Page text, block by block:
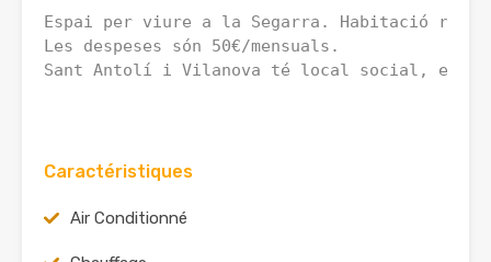
Espai per viure a la Segarra. Habitació
Les despeses són 50€/mensuals.
Sant Antolí i Vilanova té local social,
Caractéristiques
Air Conditionné